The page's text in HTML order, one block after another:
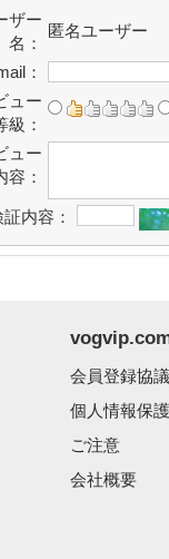
ザー
名：
匿名ユーザー
：
ュー
級：
ュー
容：
証内容：
会員登録協
個人情報保
ご注意
会社概要